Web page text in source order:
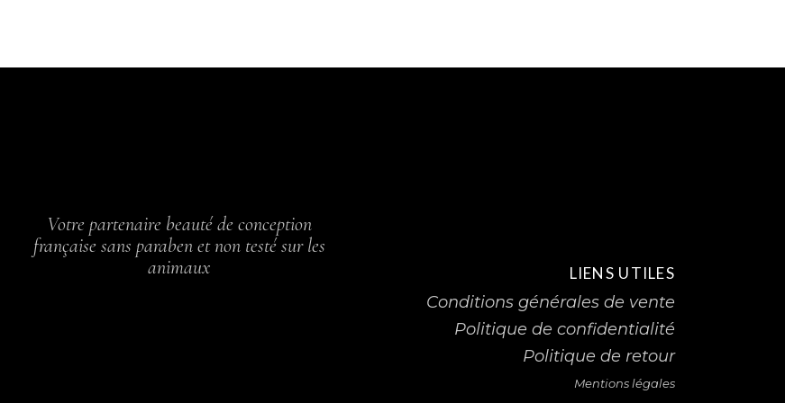
Votre partenaire beauté de conception
française sans paraben et non testé sur les
animaux
LIENS UTILES
Conditions générales de vente
Politique de confidentialité
Politique de retour
Mentions légales